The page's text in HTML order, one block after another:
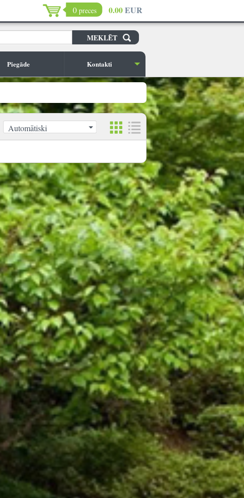
0 preces 0.00EUR
Piegāde Kontakti
Automātiski